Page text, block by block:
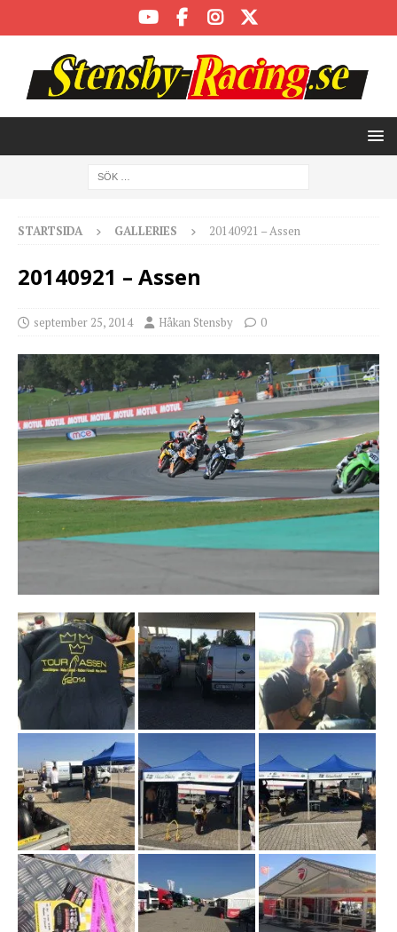
STARTSIDA GALLERIES 20140921 – Assen
20140921 – Assen
september 25, 2014 Håkan Stensby 0